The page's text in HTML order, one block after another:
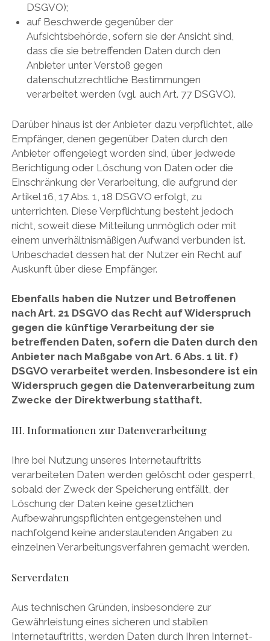
DSGVO);
auf Beschwerde gegenüber der
Aufsichtsbehörde, sofern sie der Ansicht sind,
dass die sie betreffenden Daten durch den
Anbieter unter Verstoß gegen
datenschutzrechtliche Bestimmungen
verarbeitet werden (vgl. auch Art. 77 DSGVO).
Darüber hinaus ist der Anbieter dazu verpflichtet, alle
Empfänger, denen gegenüber Daten durch den
Anbieter offengelegt worden sind, über jedwede
Berichtigung oder Löschung von Daten oder die
Einschränkung der Verarbeitung, die aufgrund der
Artikel 16, 17 Abs. 1, 18 DSGVO erfolgt, zu
unterrichten. Diese Verpflichtung besteht jedoch
nicht, soweit diese Mitteilung unmöglich oder mit
einem unverhältnismäßigen Aufwand verbunden ist.
Unbeschadet dessen hat der Nutzer ein Recht auf
Auskunft über diese Empfänger.
Ebenfalls haben die Nutzer und Betroffenen
nach Art. 21 DSGVO das Recht auf Widerspruch
gegen die künftige Verarbeitung der sie
betreffenden Daten, sofern die Daten durch den
Anbieter nach Maßgabe von Art. 6 Abs. 1 lit. f)
DSGVO verarbeitet werden. Insbesondere ist ein
Widerspruch gegen die Datenverarbeitung zum
Zwecke der Direktwerbung statthaft.
III. Informationen zur Datenverarbeitung
Ihre bei Nutzung unseres Internetauftritts
verarbeiteten Daten werden gelöscht oder gesperrt,
sobald der Zweck der Speicherung entfällt, der
Löschung der Daten keine gesetzlichen
Aufbewahrungspflichten entgegenstehen und
nachfolgend keine anderslautenden Angaben zu
einzelnen Verarbeitungsverfahren gemacht werden.
Serverdaten
Aus technischen Gründen, insbesondere zur
Gewährleistung eines sicheren und stabilen
Internetauftritts, werden Daten durch Ihren Internet-